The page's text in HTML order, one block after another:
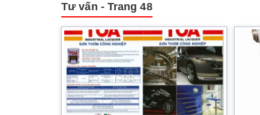
Tư vấn - Trang 48